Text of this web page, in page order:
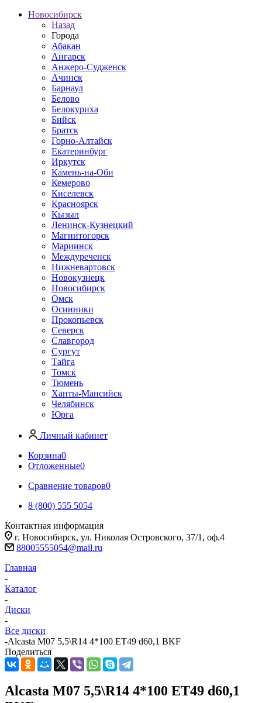
Новосибирск
Назад
Города
Абакан
Ангарск
Анжеро-Судженск
Ачинск
Барнаул
Белово
Белокуриха
Бийск
Братск
Горно-Алтайск
Екатеринбург
Иркутск
Камень-на-Оби
Кемерово
Киселевск
Красноярск
Кызыл
Ленинск-Кузнецкий
Магнитогорск
Мариинск
Междуреченск
Нижневартовск
Новокузнецк
Новосибирск
Омск
Осинники
Прокопьевск
Северск
Славгород
Сургут
Тайга
Томск
Тюмень
Ханты-Мансийск
Челябинск
Юрга
Личный кабинет
Корзина0
Отложенные0
Сравнение товаров0
8 (800) 555 5054
Контактная информация
г. Новосибирск, ул. Николая Островского, 37/1, оф.4
88005555054@mail.ru
Главная
-
Каталог
-
Диски
-
Все диски
-Alcasta M07 5,5\R14 4*100 ET49 d60,1 BKF
Поделиться
Alcasta M07 5,5\R14 4*100 ET49 d60,1